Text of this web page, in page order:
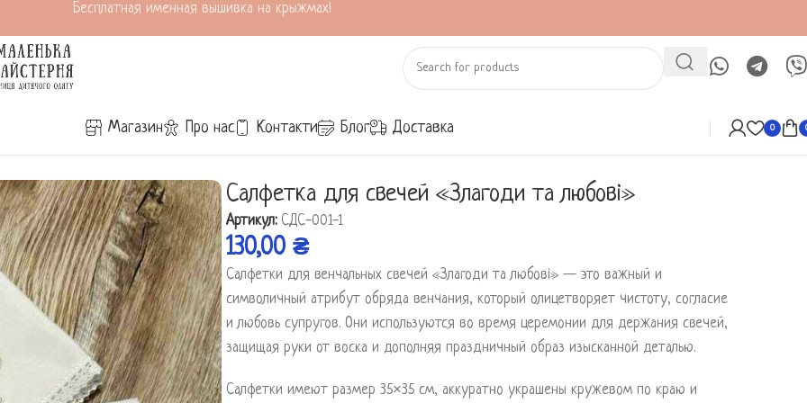
Бесплатная именная вышивка на крыжмах!
Магазин Про нас Контакти Блог Доставка 0
Салфетка для свечей «Злагоди та любові»
Артикул: СДС-001-1
130,00 ₴
Салфетки для венчальных свечей «Злагоди та любові» — это важный и
символичный атрибут обряда венчания, который олицетворяет чистоту, согласие
и любовь супругов. Они используются во время церемонии для держания свечей,
защищая руки от воска и дополняя праздничный образ изысканной деталью.
Салфетки имеют размер 35×35 см, аккуратно украшены кружевом по краю и